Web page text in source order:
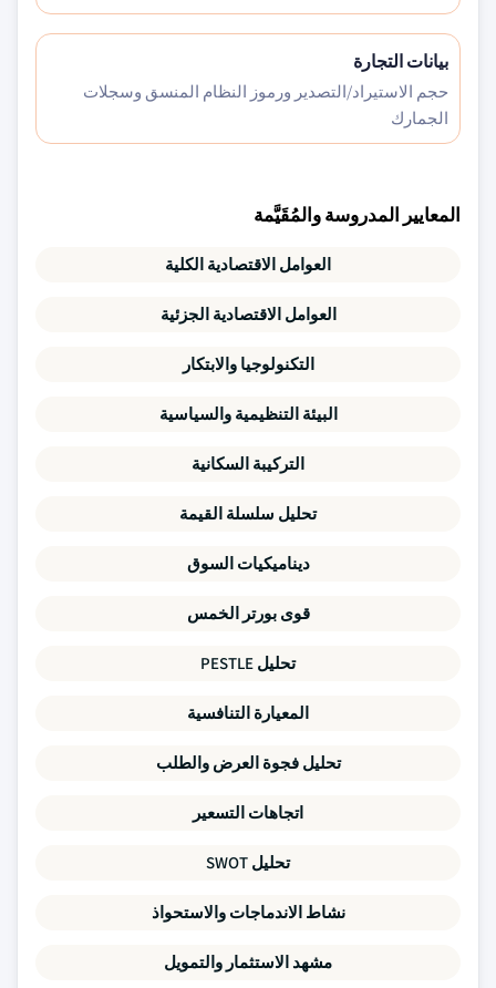
بيانات التجارة
حجم الاستيراد/التصدير ورموز النظام المنسق وسجلات
الجمارك
المعايير المدروسة والمُقَيَّمة
العوامل الاقتصادية الكلية
العوامل الاقتصادية الجزئية
التكنولوجيا والابتكار
البيئة التنظيمية والسياسية
التركيبة السكانية
تحليل سلسلة القيمة
ديناميكيات السوق
قوى بورتر الخمس
تحليل PESTLE
المعيارة التنافسية
تحليل فجوة العرض والطلب
اتجاهات التسعير
تحليل SWOT
نشاط الاندماجات والاستحواذ
مشهد الاستثمار والتمويل